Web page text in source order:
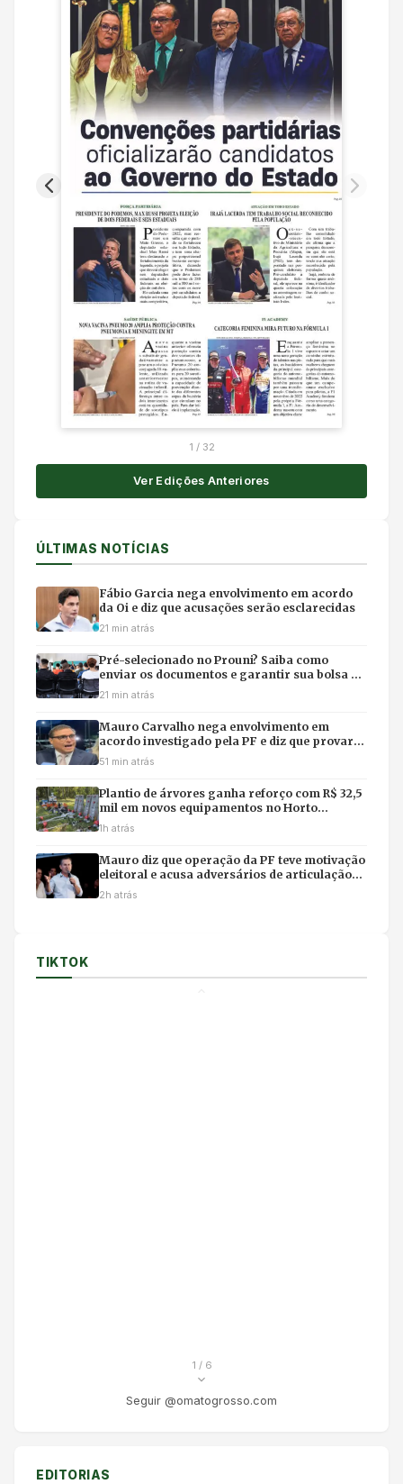
1 / 32
Ver Edições Anteriores
ÚLTIMAS NOTÍCIAS
Fábio Garcia nega envolvimento em acordo
da Oi e diz que acusações serão esclarecidas
21 min atrás
Pré-selecionado no Prouni? Saiba como
enviar os documentos e garantir sua bolsa de
estudo
21 min atrás
Mauro Carvalho nega envolvimento em
acordo investigado pela PF e diz que provará
inocência
51 min atrás
Plantio de árvores ganha reforço com R$ 32,5
mil em novos equipamentos no Horto
Florestal de Cuiabá
1h atrás
Mauro diz que operação da PF teve motivação
eleitoral e acusa adversários de articulação
política
2h atrás
TIKTOK
1 / 6
Seguir @omatogrosso.com
EDITORIAS